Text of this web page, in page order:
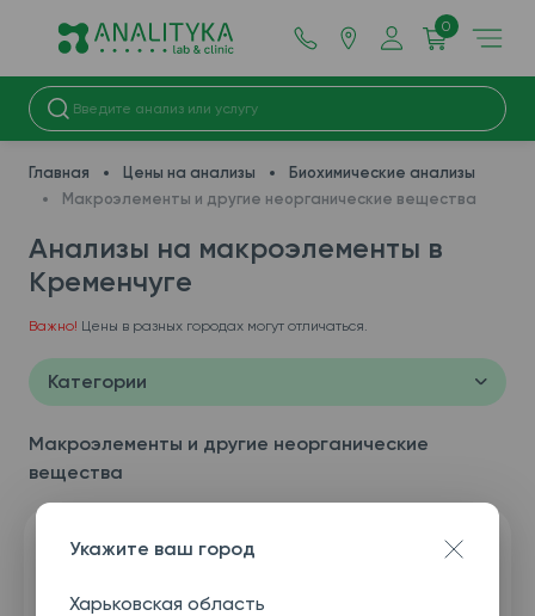
0
Главная Цены на анализы
Биохимические анализы
Макроэлементы и другие неорганические вещества
Анализы на макроэлементы в
Кременчуге
Важно! Цены в разных городах могут отличаться.
Категории
Макроэлементы и другие неорганические
вещества
Укажите ваш город
Харьковская область